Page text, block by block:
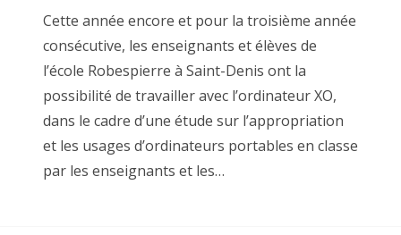
Cette année encore et pour la troisième année
consécutive, les enseignants et élèves de
l’école Robespierre à Saint-Denis ont la
possibilité de travailler avec l’ordinateur XO,
dans le cadre d’une étude sur l’appropriation
et les usages d’ordinateurs portables en classe
par les enseignants et les…